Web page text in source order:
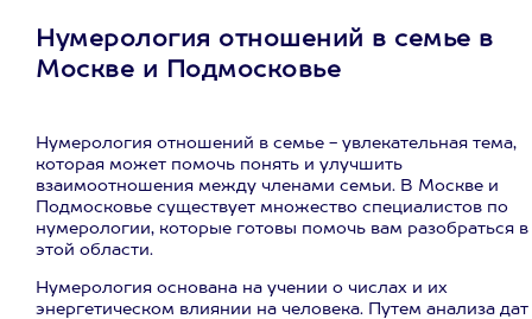
Нумерология отношений в семье в
Москве и Подмосковье
Нумерология отношений в семье - увлекательная тема,
которая может помочь понять и улучшить
взаимоотношения между членами семьи. В Москве и
Подмосковье существует множество специалистов по
нумерологии, которые готовы помочь вам разобраться в
этой области.
Нумерология основана на учении о числах и их
энергетическом влиянии на человека. Путем анализа дат